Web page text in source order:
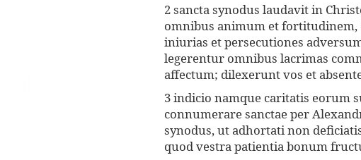
2 sancta synodus laudavit in
omnibus animum et
iniurias et persecutiones
legerentur omnibus lacrimas
affectum; dilexerunt vos et
3 indicio namque caritatis eorum
connumerare sanctae per
synodus, ut adhortati non
quod vestra patientia bonum